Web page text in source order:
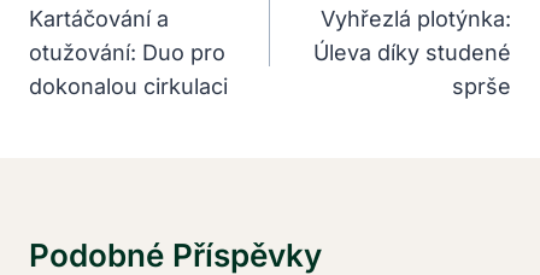
Pro
Příspěvek
Kartáčování a
otužování: Duo pro
dokonalou cirkulaci
Vyhřezlá plotýnka:
Úleva díky studené
sprše
Podobné Příspěvky